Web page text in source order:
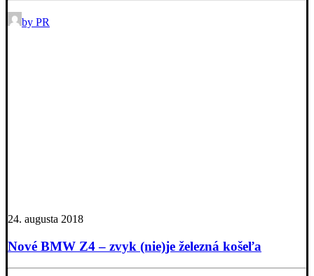
by PR
24. augusta 2018
Nové BMW Z4 – zvyk (nie)je železná košeľa